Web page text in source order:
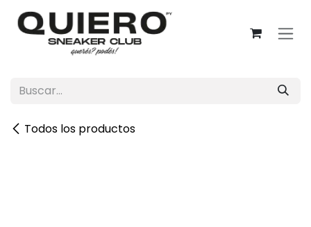
Ir al contenido
Todos los productos